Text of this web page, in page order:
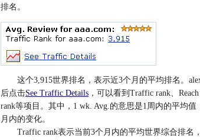
排名。
这个3,915世界排名，表示近3个月的平均排名。
后点击See Traffic Details ，可以看到Traffic rank、
rank等项目。其中，1 wk. Avg.的意思是1周内的平均值
月内的变化。
Traffic rank表示当前3个月内的平均世界综合排名，